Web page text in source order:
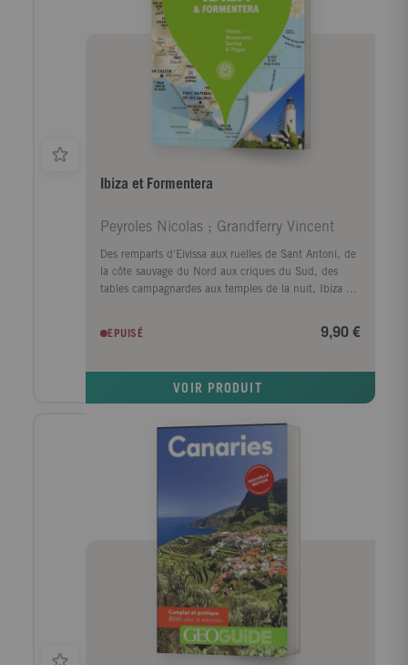
Ibiza et Formentera
Peyroles Nicolas ; Grandferry Vincent
Des remparts d'Eivissa aux ruelles de Sant Antoni, de
la côte sauvage du Nord aux criques du Sud, des
tables campagnardes aux temples de la nuit, Ibiza et
guide pas comme les autres. Un concept unique :
une carte grand format, dépliable par ville et par
d'Ibiza et Formentera ; 250 sites, monuments,
voyageurs et localisés sur les cartes ; Un zoom sur la
vie nocturne à Ibiza ; 80 photos pour tout voir ;
Toutes les informations pratiques indispensables.
EPUISÉ 9,90 €
VOIR PRODUIT